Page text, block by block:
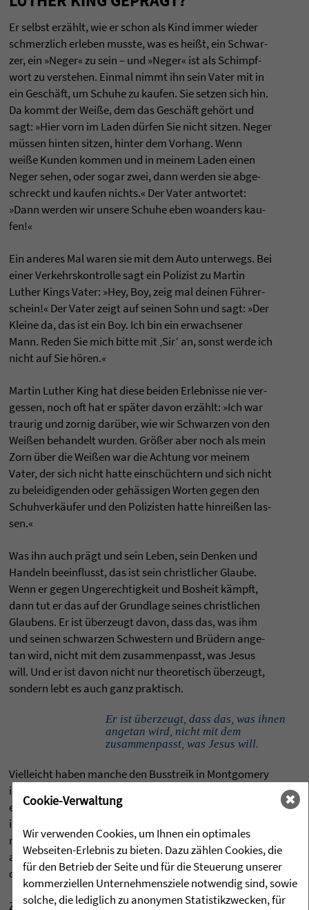
Er selbst erzählt, wie er schon als Kind immer wie­der
schmerz­lich erle­ben musste, was es heißt, ein Schwar­
zer, ein »Neger« zu sein – und »Neger« ist als Schimpf­
wort zu ver­ste­hen. Ein­mal nimmt ihn sein Vater mit in
ein Geschäft, um Schuhe zu kau­fen. Sie set­zen sich hin.
Da kommt der Weiße, dem das Geschäft gehört und
sagt: »Hier vorn im Laden dürfen Sie nicht sit­zen. Neger
müssen hin­ten sit­zen, hin­ter dem Vor­hang. Wenn
weiße Kun­den kom­men und in mei­nem Laden einen
Neger sehen, oder sogar zwei, dann wer­den sie abge­
schreckt und kau­fen nichts.« Der Vater ant­wor­tet:
»Dann wer­den wir unsere Schuhe eben woan­ders kau­
fen!«
Ein ande­res Mal waren sie mit dem Auto unter­wegs. Bei
einer Ver­kehrs­kon­trolle sagt ein Poli­zist zu Mar­tin
Luther Kings Vater: »Hey, Boy, zeig mal dei­nen Führer­
schein!« Der Vater zeigt auf sei­nen Sohn und sagt: »Der
Kleine da, das ist ein Boy. Ich bin ein erwach­se­ner
Mann. Reden Sie mich bitte mit ‚Sir‘ an, sonst werde ich
nicht auf Sie hören.«
Mar­tin Luther King hat diese bei­den Erleb­nisse nie ver­
ges­sen, noch oft hat er später davon erzählt: »Ich war
trau­rig und zor­nig darüber, wie wir Schwar­zen von den
Weißen behan­delt wur­den. Größer aber noch als mein
Zorn über die Weißen war die Ach­tung vor mei­nem
Vater, der sich nicht hatte einschüchtern und sich nicht
zu belei­di­gen­den oder gehässi­gen Wor­ten gegen den
Schuh­verkäufer und den Poli­zis­ten hatte hin­reißen las­
sen.«
Was ihn auch prägt und sein Leben, sein Den­ken und
Han­deln beein­flusst, das ist sein christ­li­cher Glaube.
Wenn er gegen Unge­rech­tig­keit und Bos­heit kämpft,
dann tut er das auf der Grund­lage sei­nes christ­li­chen
Glau­bens. Er ist über­zeugt davon, dass das, was ihm
und sei­nen schwar­zen Schwes­tern und Brüdern ange­
tan wird, nicht mit dem zusam­men­passt, was Jesus
will. Und er ist davon nicht nur theo­re­tisch über­zeugt,
son­dern lebt es auch ganz prak­tisch.
Er ist überzeugt, dass das, was ihnen
angetan wird, nicht mit dem
zusammenpasst, was Jesus will.
Viel­leicht haben man­che den Buss­treik in Mont­go­mery
im Gedächt­nis: Am 1. Dezem­ber 1955 wird Rosa Parks,
eine schwarze Näherin, ver­haf­tet, weil sie es wagt,
ihren Bus­platz einem Weißen zu ver­wei­gern. Darauf­hin
ruft eine Gruppe schwar­zer Frauen zum Bus­boy­kott
auf. Die schwar­zen Kir­chen­ge­mein­den unterstützen
die­sen Auf­ruf. Fast alle Afro-Ame­ri­ka­ner machen mit.
Zwei Tage später wird der 26-jährige Mar­tin Luther
Cookie-Verwaltung
Wir verwenden Cookies, um Ihnen ein optimales
Webseiten-Erlebnis zu bieten. Dazu zählen Cookies, die
für den Betrieb der Seite und für die Steuerung unserer
kommerziellen Unternehmensziele notwendig sind, sowie
solche, die lediglich zu anonymen Statistikzwecken, für